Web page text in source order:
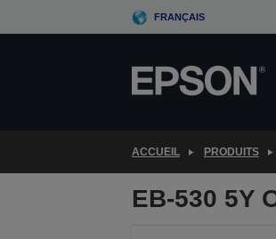
to
FRANÇAIS
ACCUEIL PRODUITS
EB-530 5Y